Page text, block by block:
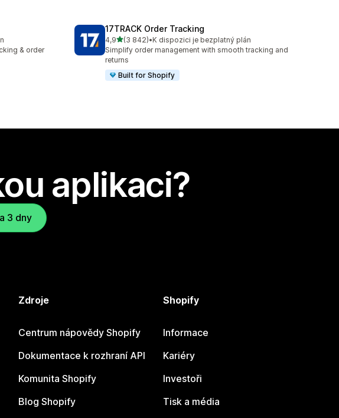
& order
17TRACK Order Tracking
4,9z 5 hvězd
(3 842)
Celkový počet recenzí: 3842
•K dispozici je bezplatný plán
Simplify order management with smooth tracking and
returns
Built for Shopify
aplikaci?
3 dny
Zdroje
Centrum nápovědy Shopify
Dokumentace k rozhraní API
Komunita Shopify
Blog Shopify
Shopify
Informace
Kariéry
Investoři
Tisk a média